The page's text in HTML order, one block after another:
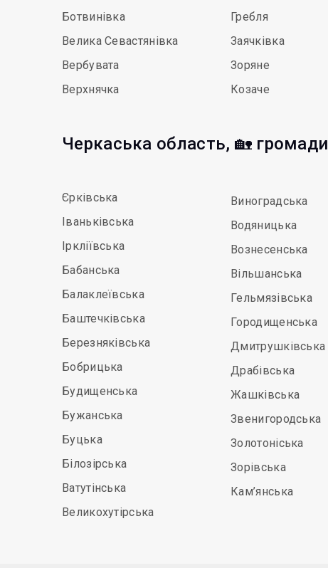
Ботвинівка
Велика Севастянівка
Вербувата
Верхнячка
Гребля
Заячківка
Зоряне
Козаче
Черкаська область, 🏡 громади
Єрківська
Іваньківська
Іркліївська
Бабанська
Балаклеївська
Баштечківська
Березняківська
Бобрицька
Будищенська
Бужанська
Буцька
Білозірська
Ватутінська
Великохутірська
Виноградська
Водяницька
Вознесенська
Вільшанська
Гельмязівська
Городищенська
Дмитрушківська
Драбівська
Жашківська
Звенигородська
Золотоніська
Зорівська
Кам’янська